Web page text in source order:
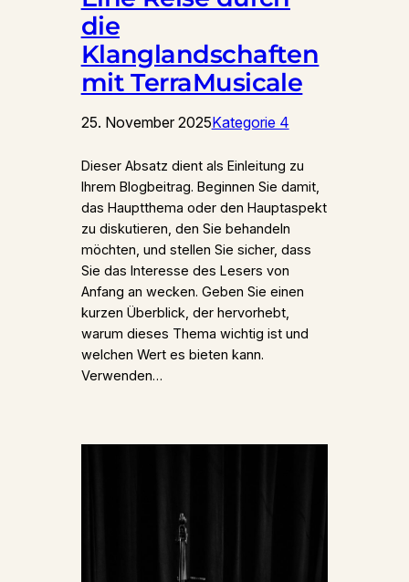
die
Klanglandschaften
mit TerraMusicale
25. November 2025Kategorie 4
Dieser Absatz dient als Einleitung zu
Ihrem Blogbeitrag. Beginnen Sie damit,
das Hauptthema oder den Hauptaspekt
zu diskutieren, den Sie behandeln
möchten, und stellen Sie sicher, dass
Sie das Interesse des Lesers von
Anfang an wecken. Geben Sie einen
kurzen Überblick, der hervorhebt,
warum dieses Thema wichtig ist und
welchen Wert es bieten kann.
Verwenden…